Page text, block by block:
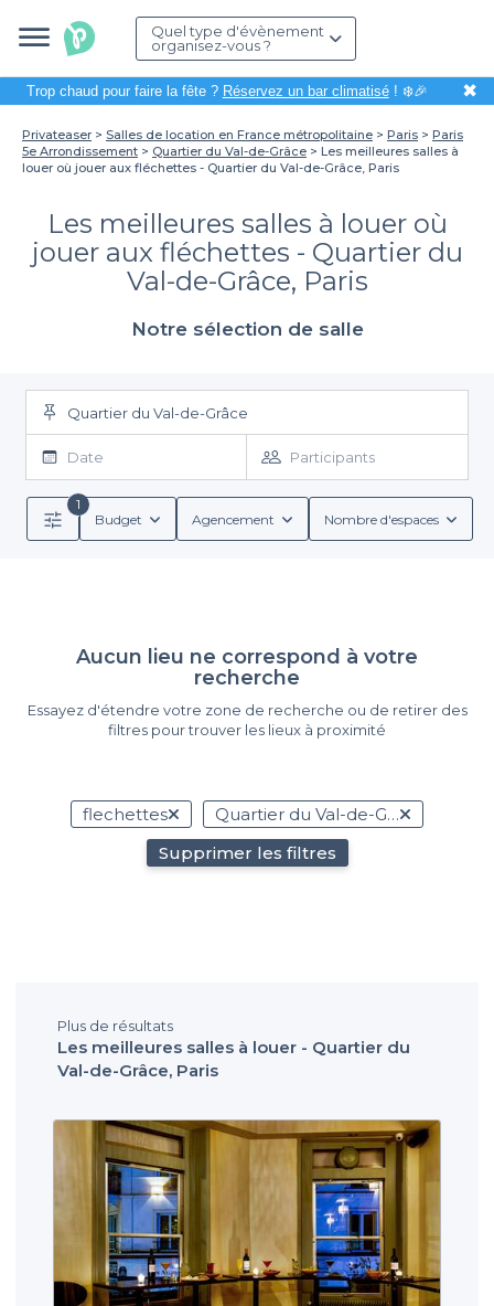
Quel type d'évènement
organisez-vous ?
Trop chaud pour faire la fête ? Réservez un bar climatisé! ❄️🎉 ✖
Privateaser Salles de location en France métropolitaine Paris
Paris
5e Arrondissement
Quartier du Val-de-Grâce
Les meilleures salles à
louer où jouer aux fléchettes - Quartier du Val-de-Grâce, Paris
Les meilleures salles à louer où
jouer aux fléchettes - Quartier du
Val-de-Grâce, Paris
Notre sélection de salle
Quartier du Val-de-Grâce
Date Participants
1
Budget
Agencement Nombre d'espaces
Aucun lieu ne correspond à votre
recherche
Essayez d'étendre votre zone de recherche ou de retirer des
filtres pour trouver les lieux à proximité
flechettes
Quartier du Val-de-Grâce
Supprimer les filtres
Plus de résultats
Les meilleures salles à louer - Quartier du
Val-de-Grâce, Paris